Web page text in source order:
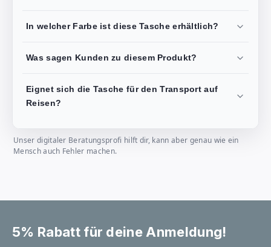
In welcher Farbe ist diese Tasche erhältlich?
Was sagen Kunden zu diesem Produkt?
Eignet sich die Tasche für den Transport auf
Reisen?
Unser digitaler Beratungsprofi hilft dir, kann aber genau wie ein
Mensch auch Fehler machen.
5% Rabatt für deine Anmeldung!